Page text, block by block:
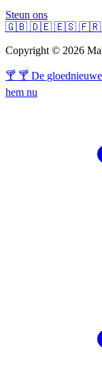
Steun ons
🇬🇧 🇩🇪 🇪🇸 🇫🇷
Copyright © 2026
🍸 🍸 De
hem nu